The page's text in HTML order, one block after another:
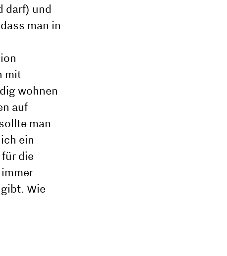
darf) und
man in
mit
wohnen
auf
man
ein
die
Wie